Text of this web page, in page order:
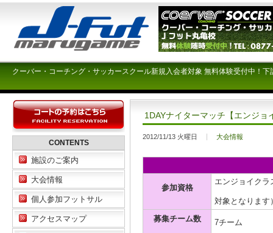
クーバー・コーチング・サッカースクール新規入会者対象 無料体験受付中！
1DAYナイターマッチ【エンジョ
2012/11/13 火曜日 大会情報
参加資格
エンジョイク
対象となりま
募集チーム数
7チーム
CONTENTS
施設のご案内
大会情報
個人参加フットサル
アクセスマップ